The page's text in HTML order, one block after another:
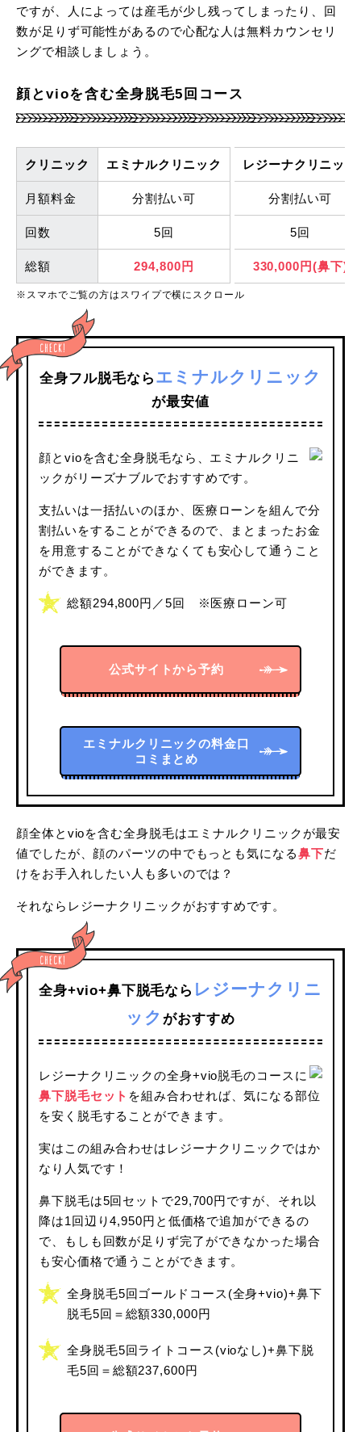
アリシアクリニック
全身脱毛
の通い放題プラン
通い放題／総額534,600円
ですが、人によっては産毛が少し残ってしまったり、回
数が足りず可能性があるので心配な人は無料カウンセリ
ングで相談しましょう。
顔とvioを含む全身脱毛5回コース
クリニック
月額料金
回数
総額
エミナルクリニック
分割払い可
5回
294,800円
レジーナクリニック
分割払い可
5回
330,000円(鼻下)
※スマホでご覧の方はスワイプで横にスクロール
全身フル脱毛なら エミナルクリニック
が最安値
顔とvioを含む全身脱毛なら、エミナルクリニ
ックがリーズナブルでおすすめです。
支払いは一括払いのほか、医療ローンを組んで分
割払いをすることができるので、まとまったお金
を用意することができなくても安心して通うこと
ができます。
総額294,800円／5回 ※医療ローン可
公式サイトから予約
エミナルクリニックの料金口
コミまとめ
顔全体とvioを含む全身脱毛はエミナルクリニックが最安
値でしたが、顔のパーツの中でもっとも気になる鼻下だ
けをお手入れしたい人も多いのでは？
それならレジーナクリニックがおすすめです。
全身+vio+鼻下脱毛なら レジーナクリニ
ックがおすすめ
レジーナクリニックの全身+vio脱毛のコースに
鼻下脱毛セット を組み合わせれば、気になる部位
を安く脱毛することができます。
実はこの組み合わせはレジーナクリニックではか
なり人気です！
鼻下脱毛は5回セットで29,700円ですが、それ以
降は1回辺り4,950円と低価格で追加ができるの
で、もしも回数が足りず完了ができなかった場合
も安心価格で通うことができます。
全身脱毛5回ゴールドコース(全身+vio)+鼻下
脱毛5回＝総額330,000円
全身脱毛5回ライトコース(vioなし)+鼻下脱
毛5回＝総額237,600円